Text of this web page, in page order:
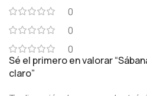
0
0
0
Sé el primero en valorar
claro”